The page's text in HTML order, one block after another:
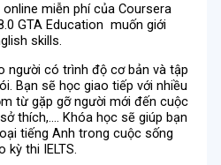
miễn phí của Coursera
GTA Education muốn giới
skills.
người có trình độ cơ bản và tập
Bạn sẽ học giao tiếp với nhiều
từ gặp gỡ người mới đến cuộc
thích,…. Khóa học sẽ giúp bạn
tiếng Anh trong cuộc sống
kỳ thi IELTS.